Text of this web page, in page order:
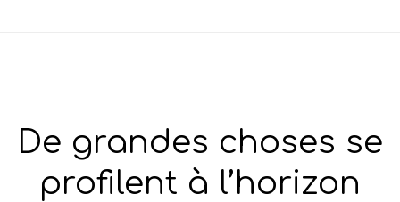
De grandes choses se
profilent à l’horizon